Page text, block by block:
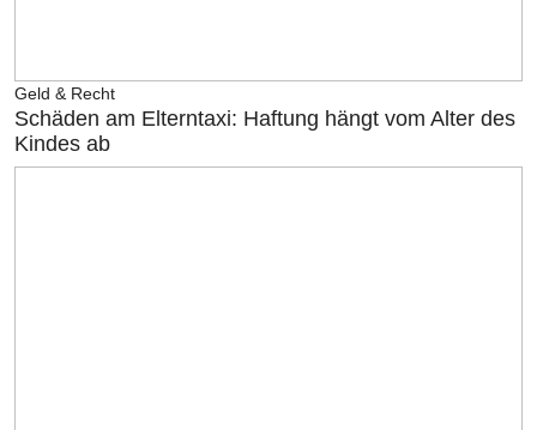
Geld & Recht
Schäden am Elterntaxi: Haftung hängt vom Alter des
Kindes ab